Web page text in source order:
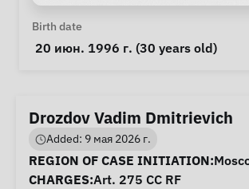
Personal Information
Birth date
20 июн. 1996 г. (30 years old)
Drozdov Vadim Dmitrievich
Added: 9 мая 2026 г.
Case Information
REGION OF CASE INITIATION:
CHARGES:Art. 275 CC RF